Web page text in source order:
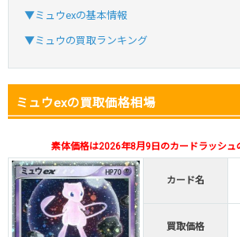
オリパスタジアム
・atone・ペイディ対応！
オリパスタジアム公式
オリくじ
・新規登録で無料100連でき
・初回購入は500coinが50円
TVCM記念！激熱イ
オリくじ公式は
▼ミュウexの基本情報
▼ミュウの買取ランキング
ミュウexの買取価格相場
素体価格は2026年8月9日のカードラッシュ
カード名
買取価格